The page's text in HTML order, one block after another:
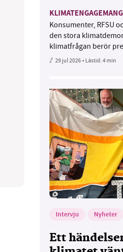
KLIMATENGAGEMANG
Konsumenter, RFSU
den stora
klimatfrågan berör
29 jul 2026• Lästid:4 min
Intervju Nyheter
Ett